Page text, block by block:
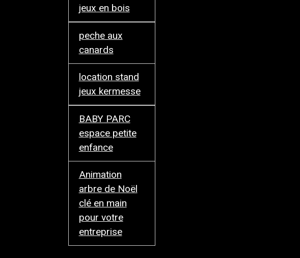
jeux en bois
peche aux
canards
location stand
jeux kermesse
BABY PARC
espace petite
enfance
Animation
arbre de Noël
clé en main
pour votre
entreprise